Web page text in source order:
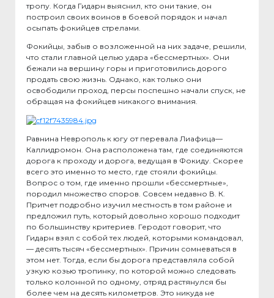
тропу. Когда Гидарн выяснил, кто они такие, он
построил своих воинов в боевой порядок и начал
осыпать фокийцев стрелами.
Фокийцы, забыв о возложенной на них задаче, решили,
что стали главной целью удара «бессмертных». Они
бежали на вершину горы и приготовились дорого
продать свою жизнь. Однако, как только они
освободили проход, персы поспешно начали спуск, не
обращая на фокийцев никакого внимания.
Равнина Неврополь к югу от перевала Лиафица—
Каллидромон. Она расположена там, где соединяются
дорога к проходу и дорога, ведущая в Фокиду. Скорее
всего это именно то место, где стояли фокийцы.
Вопрос о том, где именно прошли «бессмертные»,
породил множество споров. Совсем недавно В. К.
Притчет подробно изучил местность в том районе и
предложил путь, который довольно хорошо подходит
по большинству критериев. Геродот говорит, что
Гидарн взял с собой тех людей, которыми командовал,
— десять тысяч «бессмертных». Причин сомневаться в
этом нет. Тогда, если бы дорога представляла собой
узкую козью тропинку, по которой можно следовать
только колонной по одному, отряд растянулся бы
более чем на десять километров. Это никуда не